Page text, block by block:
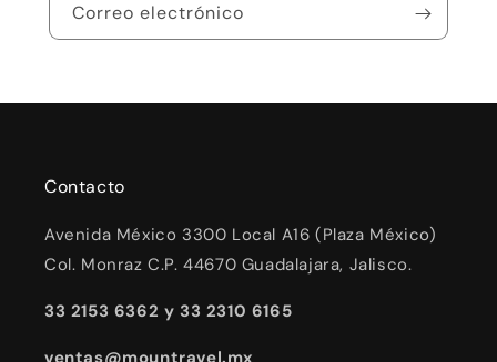
Correo electrónico
Contacto
Avenida México 3300 Local A16 (Plaza México)
Col. Monraz C.P. 44670 Guadalajara, Jalisco.
33 2153 6362 y 33 2310 6165
ventas@mountravel.mx